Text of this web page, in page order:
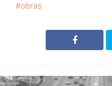
obras